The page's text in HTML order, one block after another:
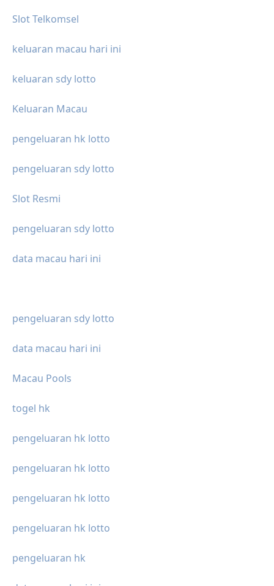
Slot Telkomsel
keluaran macau hari ini
keluaran sdy lotto
Keluaran Macau
pengeluaran hk lotto
pengeluaran sdy lotto
Slot Resmi
pengeluaran sdy lotto
data macau hari ini
pengeluaran sdy lotto
data macau hari ini
Macau Pools
togel hk
pengeluaran hk lotto
pengeluaran hk lotto
pengeluaran hk lotto
pengeluaran hk lotto
pengeluaran hk